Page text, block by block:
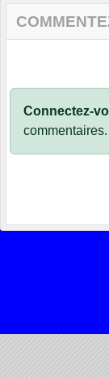
Connectez-
commentaires.